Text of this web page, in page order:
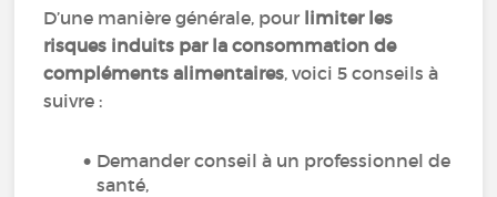
D’une manière générale, pour limiter les
risques induits par la consommation de
compléments alimentaires, voici 5 conseils à
suivre :
Demander conseil à un professionnel de
santé,